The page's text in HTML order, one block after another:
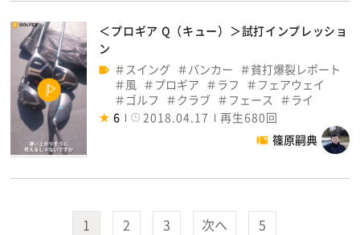
＜プロギア Q（キュー）＞試打インプレッショ
ン
スイング
バンカー
貧打爆裂レポート
風
プロギア ラフ
フェアウェイ
ゴルフ
クラブ フェース
ライ
6
2018.04.17
再生680回
篠原嗣典
1 2 3 次へ 5